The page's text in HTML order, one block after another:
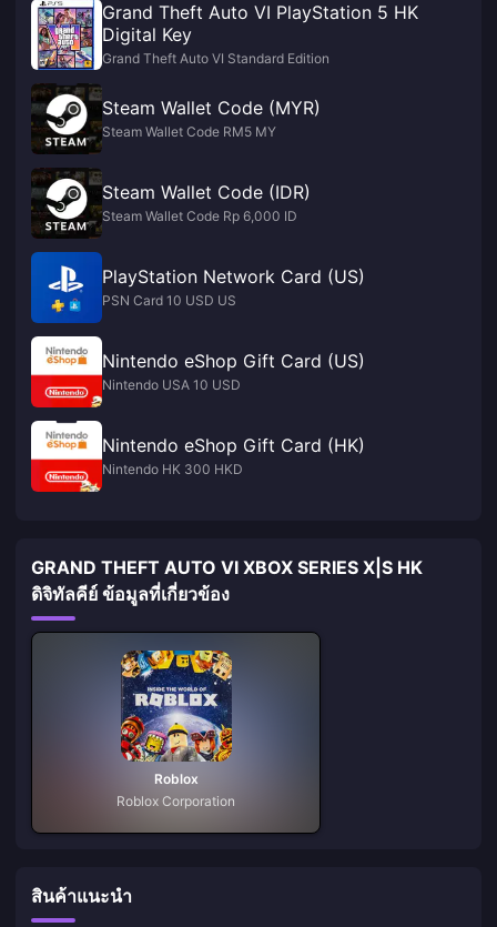
Grand Theft Auto VI PlayStation 5 HK
Digital Key
Grand Theft Auto VI Standard Edition
Steam Wallet Code (MYR)
Steam Wallet Code RM5 MY
Steam Wallet Code (IDR)
Steam Wallet Code Rp 6,000 ID
PlayStation Network Card (US)
PSN Card 10 USD US
Nintendo eShop Gift Card (US)
Nintendo USA 10 USD
Nintendo eShop Gift Card (HK)
Nintendo HK 300 HKD
GRAND THEFT AUTO VI XBOX SERIES X|S HK
ดิจิทัลคีย์ ข้อมูลที่เกี่ยวข้อง
Roblox
Roblox Corporation
สินค้าแนะนำ